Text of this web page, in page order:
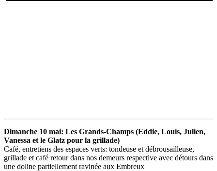
Dimanche 10 mai: Les Grands-Champs (Eddie, Louis, Julien,
Vanessa et le Glatz pour la grillade)
Café, entretiens des espaces verts: tondeuse et débrousailleuse,
grillade et café retour dans nos demeurs respective avec détours dans
une doline partiellement ravinée aux Embreux